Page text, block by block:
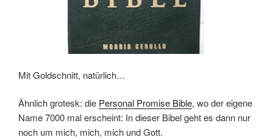
Mit Goldschnitt, natürlich…
Ähnlich grotesk: die Personal Promise Bible, wo der eigene
Name 7000 mal erscheint: In dieser Bibel geht es dann nur
noch um mich, mich, mich und Gott.